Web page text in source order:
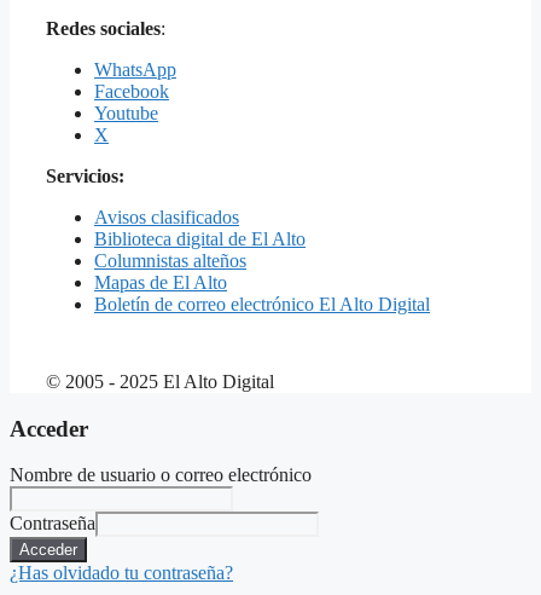
Redes sociales:
WhatsApp
Facebook
Youtube
X
Servicios:
Avisos clasificados
Biblioteca digital de El Alto
Columnistas alteños
Mapas de El Alto
Boletín de correo electrónico El Alto Digital
© 2005 - 2025 El Alto Digital
Acceder
Nombre de usuario o correo electrónico
Contraseña
Acceder
¿Has olvidado tu contraseña?